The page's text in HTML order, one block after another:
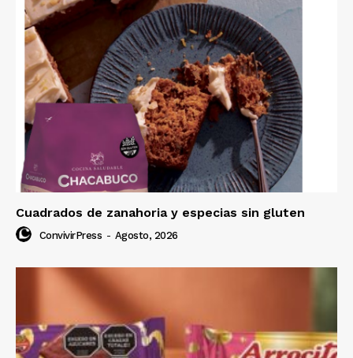
Cuadrados de zanahoria y especias sin gluten
ConvivirPress - Agosto, 2026